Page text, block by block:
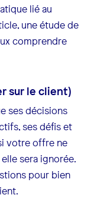
lié au
une étude de
comprendre
sur le client)
ses décisions
ses défis et
votre offre ne
sera ignorée.
pour bien